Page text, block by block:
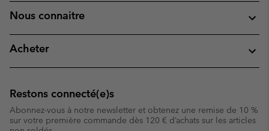
Nous connaitre
Acheter
Restons connecté(e)s
Abonnez-vous à notre newsletter et obtenez une remise de 10 %
sur votre première commande dès 120 € d’achats sur les articles